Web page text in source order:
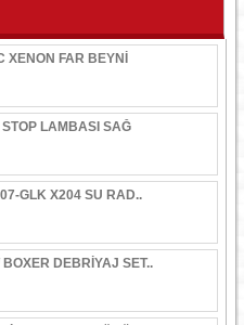
XENON FAR BEYNİ
LAMBASI SAĞ
GLK X204 SU RAD..
DEBRİYAJ SET..